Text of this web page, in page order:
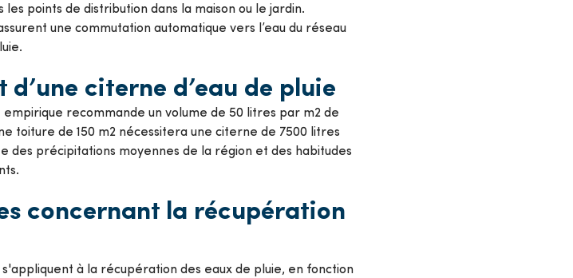
points de distribution dans la maison ou le jardin.
une commutation automatique vers l’eau du réseau
citerne d’eau de pluie
recommande un volume de 50 litres par m2 de
toiture de 150 m2 nécessitera une citerne de 7500 litres
des précipitations moyennes de la région et des habitudes
concernant la récupération
à la récupération des eaux de pluie, en fonction